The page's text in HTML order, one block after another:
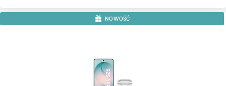
NOWOŚĆ